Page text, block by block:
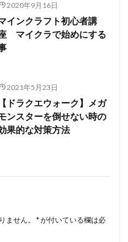
2020年9月16日
インクラフト初心者講
マイクラで始めにする
2021年5月23日
【ドラクエウォーク】メガ
ンスターを倒せない時の
果的な対策方法
ません。 *が付いている欄は必